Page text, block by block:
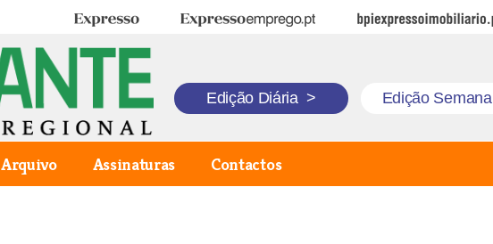
Expresso Expresso Emprego BPI Expresso Imobiliário
Edição Diária > Edição Semanal
Arquivo Assinaturas Contactos